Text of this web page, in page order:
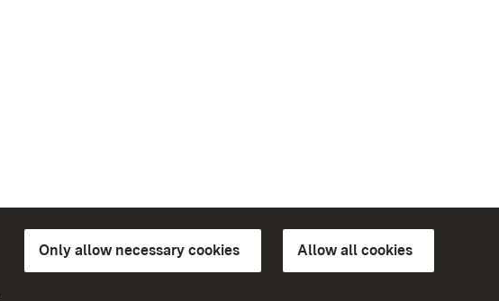
Only allow necessary cookies Allow all cookies